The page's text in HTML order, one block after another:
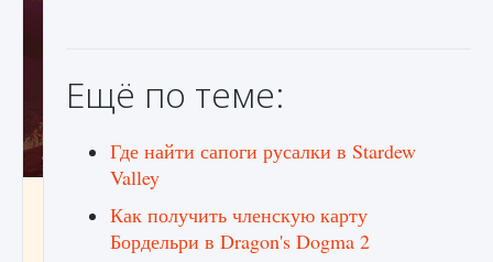
игре Creatures of Ava
9 августа 2024 1 218 0 0
Ещё по теме:
Где найти сапоги русалки в Stardew
Valley
Как получить членскую карту
Бордельри в Dragon's Dogma 2